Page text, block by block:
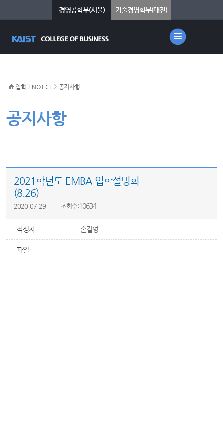
경영공학부(서울) 기술경영학부(대전)
공지사항
입학> NOTICE > 공지사항
2021학년도 EMBA 입학설명회
(8.26)
2020-07-29 조회수:10634
작성자 손길영
파일